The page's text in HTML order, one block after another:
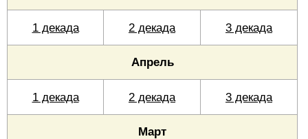
1 декада 2 декада 3 декада
Апрель
1 декада 2 декада 3 декада
Март